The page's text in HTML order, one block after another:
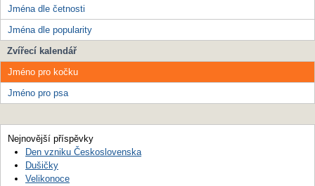
Jména dle četnosti
Jména dle popularity
Zvířecí kalendář
Jméno pro kočku
Jméno pro psa
Nejnovější příspěvky
Den vzniku Československa
Dušičky
Velikonoce